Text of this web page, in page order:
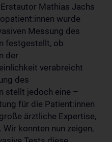
Mathias Jachs
wurde
Messung des
festgestellt, ob
der
verabreicht
des
stellt jedoch eine –
für die Patient:innen
ärztliche Expertise,
konnten nun zeigen,